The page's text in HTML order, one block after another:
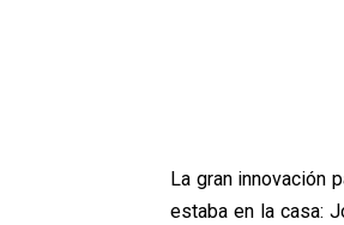
La gran innovación
estaba en la casa: